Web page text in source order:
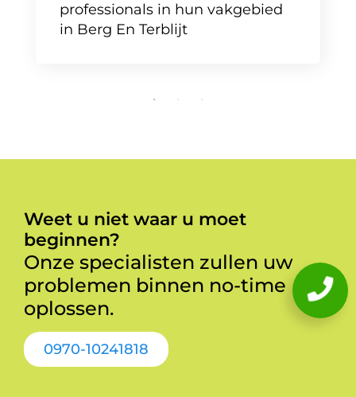
professionals in hun vakgebied
in Berg En Terblijt
Weet u niet waar u moet
beginnen?
Onze specialisten zullen uw
problemen binnen no-time
oplossen.
0970-10241818